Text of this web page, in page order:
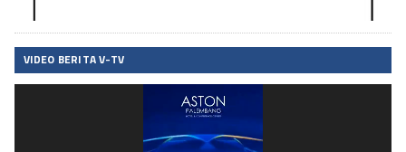
VIDEO BERITA V-TV